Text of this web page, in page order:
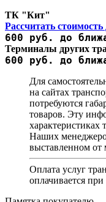
ТК "Кит"
Рассчитать
600 руб. до
Терминалы других
600 руб. до
Для
на сайтах
потребуются
товаров. Эту
характеристиках
Наших
выставленном от
Оплата услуг
оплачивается